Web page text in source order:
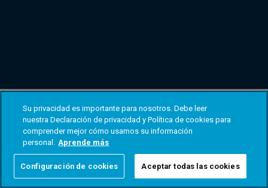
Su privacidad es importante para nosotros. Debe leer
nuestra Declaración de privacidad y Política de cookies para
comprender mejor cómo usamos su información
personal. Aprende más
Configuración de cookies Aceptar todas las cookies